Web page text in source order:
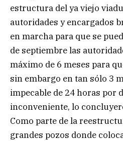
estructura del ya viejo
autoridades y encargados
en marcha para que se
de septiembre las
máximo de 6 meses para
sin embargo en tan sólo 3
impecable de 24 horas por
inconveniente, lo
Como parte de la
grandes pozos donde